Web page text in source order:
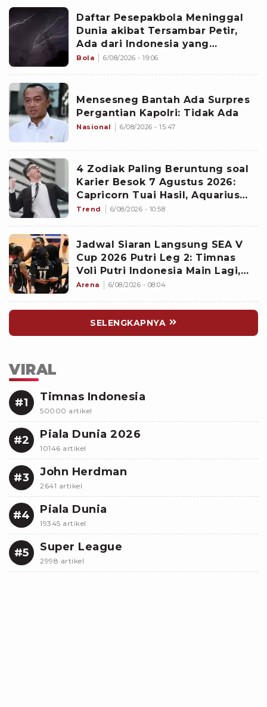
Daftar Pesepakbola Meninggal
Dunia akibat Tersambar Petir,
Ada dari Indonesia yang
Namanya sudah Tersohor
Bola 6/08/2026 - 19:06
Mensesneg Bantah Ada Surpres
Pergantian Kapolri: Tidak Ada
Nasional 6/08/2026 - 15:47
4 Zodiak Paling Beruntung soal
Karier Besok 7 Agustus 2026:
Capricorn Tuai Hasil, Aquarius
Mencuri Perhatian Atasan
Trend 6/08/2026 - 10:58
Jadwal Siaran Langsung SEA V
Cup 2026 Putri Leg 2: Timnas
Voli Putri Indonesia Main Lagi,
Langsung Hadapi Vietnam
Arena 6/08/2026 - 08:04
SELENGKAPNYA
VIRAL
#1 Timnas Indonesia
50000 artikel
#2 Piala Dunia 2026
10146 artikel
#3 John Herdman
2641 artikel
#4 Piala Dunia
19345 artikel
#5 Super League
2998 artikel